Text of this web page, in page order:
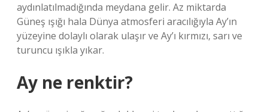
aydınlatılmadığında meydana gelir. Az miktarda
Güneş ışığı hala Dünya atmosferi aracılığıyla Ay’ın
yüzeyine dolaylı olarak ulaşır ve Ay’ı kırmızı, sarı ve
turuncu ışıkla yıkar.
Ay ne renktir?